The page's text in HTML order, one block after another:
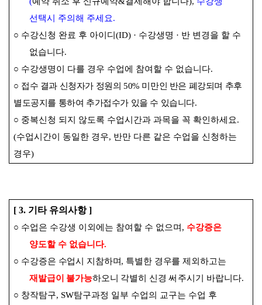
선택시 주의해 주세요.
○ 수강신청 완료 후 아이디(ID) · 수강생명 · 반 변경을 할 수
없습니다.
○ 수강생명이 다를 경우 수업에 참여할 수 없습니다.
○ 접수 결과 신청자가 정원의 50% 미만인 반은 폐강되며 추후
별도공지를 통하여 추가접수가 있을 수 있습니다.
○ 중복신청 되지 않도록 수업시간과 과목을 꼭 확인하세요.
(수업시간이 동일한 경우, 반만 다른 같은 수업을 신청하는
경우)
[ 3. 기타 유의사항]
○ 수업은 수강생 이외에는 참여할 수 없으며 , 수강증은
양도할 수 없습니다.
○ 수강증은 수업시 지참하며, 특별한 경우를 제외하고는
재발급이 불가능하오니 각별히 신경써주시기 바랍니다.
○ 창작탐구, SW탐구과정 일부 수업의 교구는 수업 후